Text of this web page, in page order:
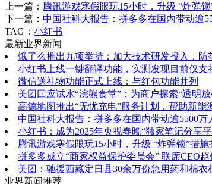
上一篇： 腾讯游戏寒假限玩15小时，升级 “炸弹
下一篇： 中国社科大报告：拼多多在国内带动逾
TAG： 小红书
最新业界新闻
饿了么推出九项举措：加大技术研发投入，防
小红书上线一键翻译功能，实测发现目前仅支
微信送礼物功能正式上线：与红包功能并列
美团回应试水“浣熊食堂”：为商户探索“透明
高德地图推出“无忧充电”服务计划，帮助新能
中国社科大报告：拼多多在国内带动逾5500万
小红书：成为2025年央视春晚“独家笔记分享
腾讯游戏寒假限玩15小时，升级 “炸弹锁”措
拼多多成立“商家权益保护委员会” 联席CEO
美团：驰援西藏定日县30余万份急用药和棉衣
业界新闻推荐